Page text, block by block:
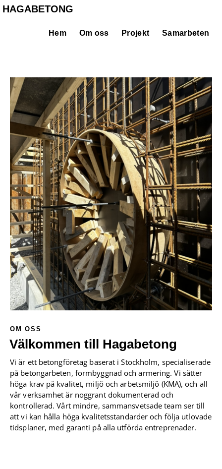
HAGABETONG
Hem Om oss Projekt Samarbeten
OM OSS
Välkommen till Hagabetong
Vi är ett betongföretag baserat i Stockholm, specialiserade
på betongarbeten, formbyggnad och armering. Vi sätter
höga krav på kvalitet, miljö och arbetsmiljö (KMA), och all
vår verksamhet är noggrant dokumenterad och
kontrollerad. Vårt mindre, sammansvetsade team ser till
att vi kan hålla höga kvalitetsstandarder och följa utlovade
tidsplaner, med garanti på alla utförda entreprenader.